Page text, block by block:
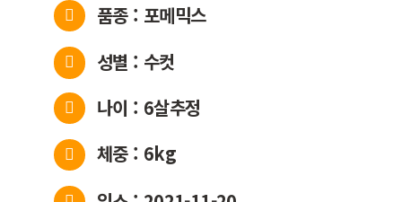
품종 : 포메믹스
성별 : 수컷
나이 : 6살추정
체중 : 6kg